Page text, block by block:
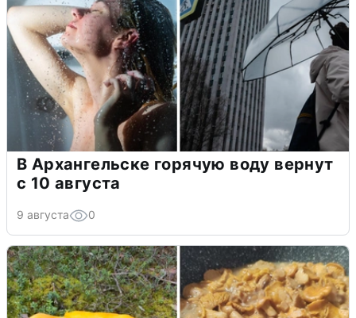
В Архангельске горячую воду вернут
с 10 августа
9 августа 0